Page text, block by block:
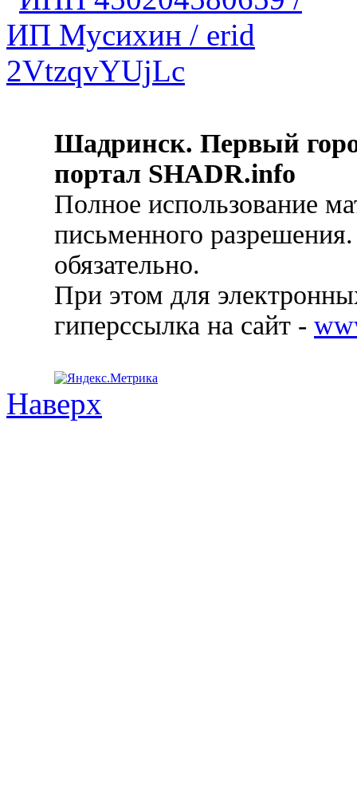
Шадринск. Первый
портал SHADR.info
Полное использование
письменного
обязательно.
При этом для
гиперссылка на сайт -
Наверх